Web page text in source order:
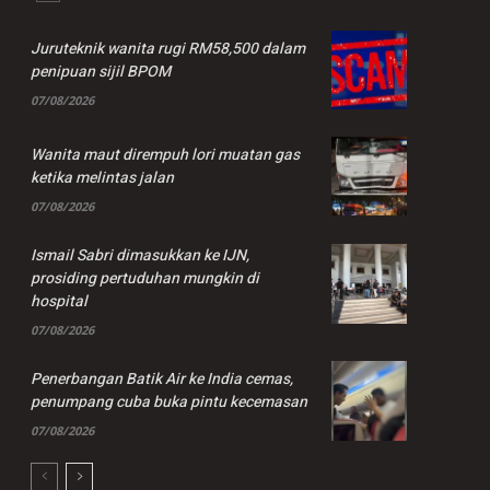
Juruteknik wanita rugi RM58,500 dalam
penipuan sijil BPOM
07/08/2026
Wanita maut dirempuh lori muatan gas
ketika melintas jalan
07/08/2026
Ismail Sabri dimasukkan ke IJN,
prosiding pertuduhan mungkin di
hospital
07/08/2026
Penerbangan Batik Air ke India cemas,
penumpang cuba buka pintu kecemasan
07/08/2026